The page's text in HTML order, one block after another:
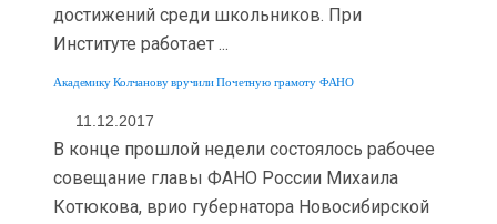
достижений среди школьников. При
Институте работает ...
Академику Колчанову вручили Почетную грамоту ФАНО
11.12.2017
В конце прошлой недели состоялось рабочее
совещание главы ФАНО России Михаила
Котюкова, врио губернатора Новосибирской